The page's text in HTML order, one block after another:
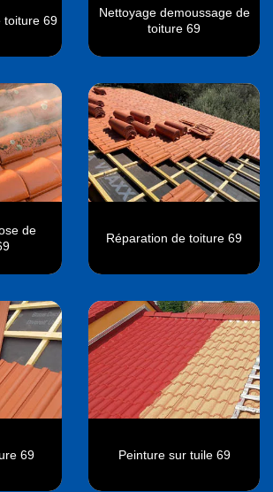
toiture 69
Nettoyage demoussage de
toiture 69
de
Réparation de toiture 69
69 Peinture sur tuile 69